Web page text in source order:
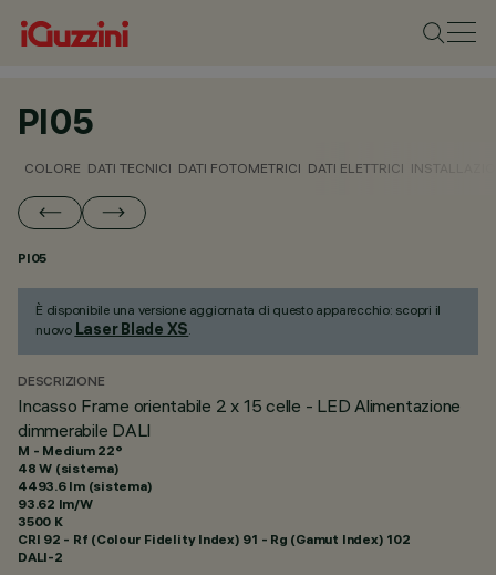
PI05
COLORE DATI TECNICI DATI FOTOMETRICI DATI ELETTRICI
PI05
È disponibile una versione aggiornata di questo apparecchio: scopri il
nuovo Laser Blade XS.
DESCRIZIONE
Incasso Frame orientabile 2 x 15 celle - LED Alimentazione
dimmerabile DALI
M - Medium 22°
48 W (sistema)
4493.6 lm (sistema)
93.62 lm/W
3500 K
CRI 92 - Rf (Colour Fidelity Index) 91 - Rg (Gamut Index) 102
DALI-2